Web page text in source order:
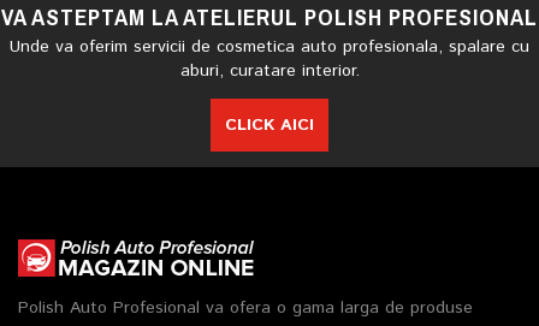
VA ASTEPTAM LA ATELIERUL POLISH PROFESIONAL
Unde va oferim servicii de cosmetica auto profesionala, spalare cu
aburi, curatare interior.
CLICK AICI
Polish Auto Profesional va ofera o gama larga de produse